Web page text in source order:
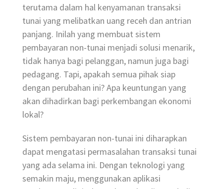
terutama dalam hal kenyamanan transaksi
tunai yang melibatkan uang receh dan antrian
panjang. Inilah yang membuat sistem
pembayaran non-tunai menjadi solusi menarik,
tidak hanya bagi pelanggan, namun juga bagi
pedagang. Tapi, apakah semua pihak siap
dengan perubahan ini? Apa keuntungan yang
akan dihadirkan bagi perkembangan ekonomi
lokal?
Sistem pembayaran non-tunai ini diharapkan
dapat mengatasi permasalahan transaksi tunai
yang ada selama ini. Dengan teknologi yang
semakin maju, menggunakan aplikasi